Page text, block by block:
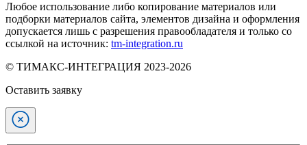
Любое использование либо копирование материалов или
подборки материалов сайта, элементов дизайна и оформления
допускается лишь с разрешения правообладателя и только со
ссылкой на источник: tm-integration.ru
© ТИМАКС-ИНТЕГРАЦИЯ 2023-2026
Оставить заявку